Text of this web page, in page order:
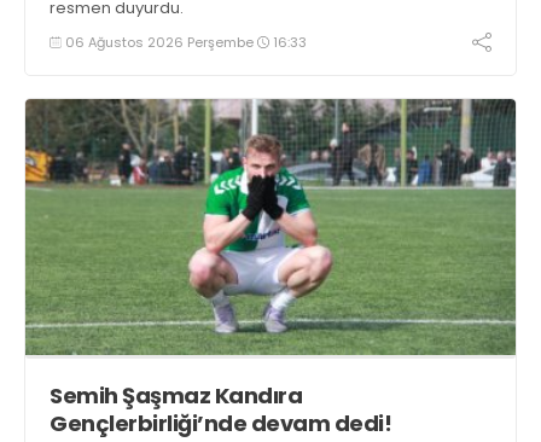
resmen duyurdu.
06 Ağustos 2026 Perşembe 16:33
Semih Şaşmaz Kandıra
Gençlerbirliği’nde devam dedi!